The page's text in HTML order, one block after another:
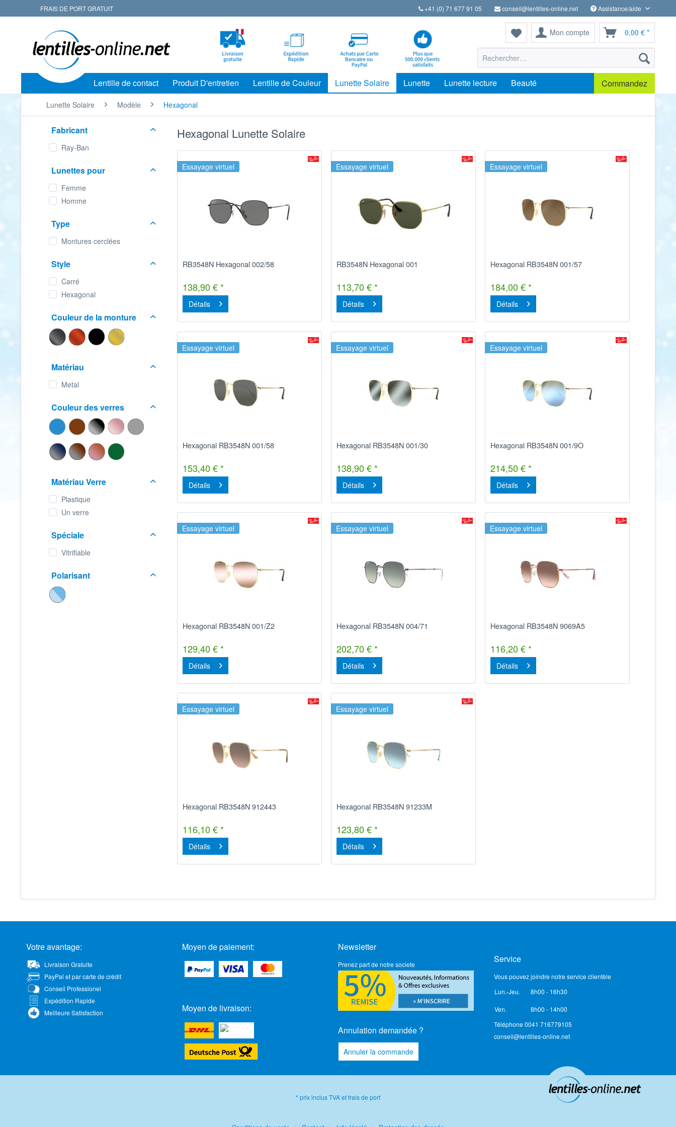
FRAIS DE PORT GRATUIT +41 (0) 71 677 91 05 conseil@lentilles-online.net Assistance/aide
Mon compte 0,00 € *
Lentille de contact Produit D'entretien Lentille de Couleur Lunette Solaire Lunette Lunette lecture Beauté Commandez
Lunette Solaire Modèle Hexagonal
Fabricant
Ray-Ban
Lunettes pour
Femme
Homme
Type
Montures cerclées
Style
Carré
Hexagonal
Couleur de la monture
Matériau
Metal
Couleur des verres
Matériau Verre
Plastique
Un verre
Spéciale
Vitrifiable
Polarisant
Hexagonal Lunette Solaire
Essayage virtuel
RB3548N Hexagonal 002/58
138,90 € *
Détails
Essayage virtuel
RB3548N Hexagonal 001
113,70 € *
Détails
Essayage virtuel
Hexagonal RB3548N 001/57
184,00 € *
Détails
Essayage virtuel
Hexagonal RB3548N 001/58
153,40 € *
Détails
Essayage virtuel
Hexagonal RB3548N 001/30
138,90 € *
Détails
Essayage virtuel
Hexagonal RB3548N 001/9O
214,50 € *
Détails
Essayage virtuel
Hexagonal RB3548N 001/Z2
129,40 € *
Détails
Essayage virtuel
Hexagonal RB3548N 004/71
202,70 € *
Détails
Essayage virtuel
Hexagonal RB3548N 9069A5
116,20 € *
Détails
Essayage virtuel
Hexagonal RB3548N 912443
116,10 € *
Détails
Essayage virtuel
Hexagonal RB3548N 91233M
123,80 € *
Détails
Votre avantage:
Livraison Gratuite
PayPal et par carte de crédit
Conseil Professionel
Expédition Rapide
Meilleure Satisfaction
Moyen de paiement:
Moyen de livraison:
Newsletter
Prenez part de notre societe
Annulation demandée ?
Annuler la commande
Service
Vous pouvez joindre notre service clientèle
Lun.-Jeu.
8h00 - 16h30
Ven.
8h00 - 14h00
Téléphone 0041 716779105
conseil@lentilles-online.net
* prix inclus TVA et frais de port